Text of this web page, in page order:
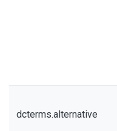
dcterms.alternative